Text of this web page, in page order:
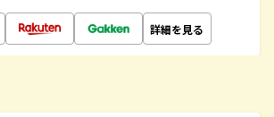
詳細を見る